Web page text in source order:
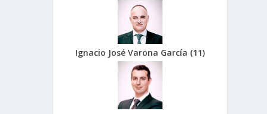
Ignacio José Varona García (11)